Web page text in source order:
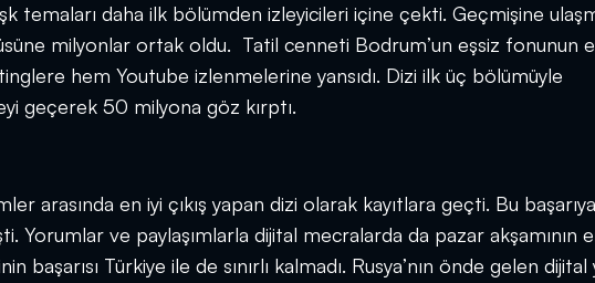
temaları daha ilk bölümden izleyicileri içine çekti. Geçmişine
milyonlar ortak oldu. Tatil cenneti Bodrum’un eşsiz fonunun
hem Youtube izlenmelerine yansıdı. Dizi ilk üç bölümüyle
geçerek 50 milyona göz kırptı.
arasında en iyi çıkış yapan dizi olarak kayıtlara geçti. Bu
Yorumlar ve paylaşımlarla dijital mecralarda da pazar akşamının
başarısı Türkiye ile de sınırlı kalmadı. Rusya’nın önde gelen dijital